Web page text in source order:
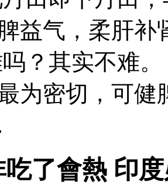
益气，柔肝补
？其实不难
为密切，可健
了會熱 印